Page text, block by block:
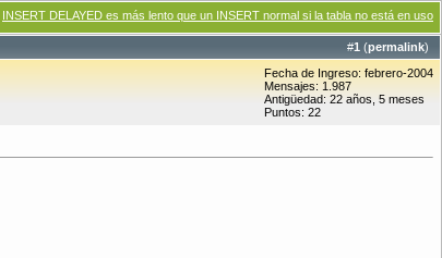
INSERT DELAYED es más lento que un INSERT normal si la tabla no está en uso
#1 (permalink)
Fecha de Ingreso: febrero-2004
Mensajes: 1.987
Antigüedad: 22 años, 5 meses
Puntos: 22